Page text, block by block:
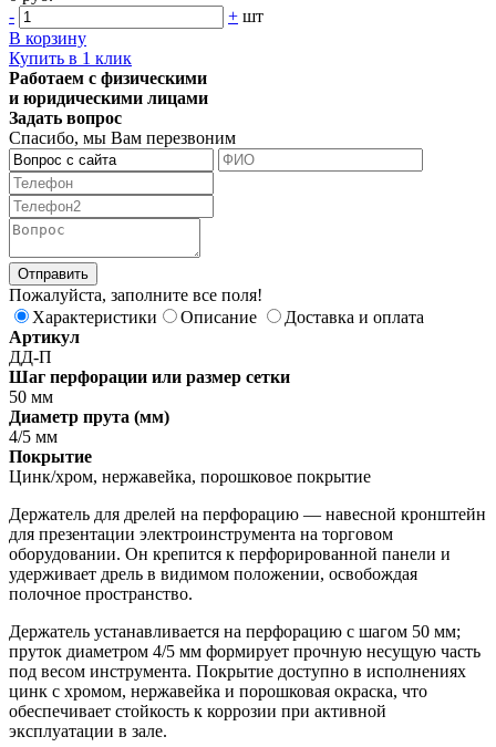
-
+ шт
В корзину
Купить в 1 клик
Работаем с физическими
и юридическими лицами
Задать вопрос
Спасибо, мы Вам перезвоним
Пожалуйста, заполните все поля!
Характеристики
Описание
Доставка и оплата
Артикул
ДД-П
Шаг перфорации или размер сетки
50 мм
Диаметр прута (мм)
4/5 мм
Покрытие
Цинк/хром, нержавейка, порошковое покрытие
Держатель для дрелей на перфорацию — навесной кронштейн
для презентации электроинструмента на торговом
оборудовании. Он крепится к перфорированной панели и
удерживает дрель в видимом положении, освобождая
полочное пространство.
Держатель устанавливается на перфорацию с шагом 50 мм;
пруток диаметром 4/5 мм формирует прочную несущую часть
под весом инструмента. Покрытие доступно в исполнениях
цинк с хромом, нержавейка и порошковая окраска, что
обеспечивает стойкость к коррозии при активной
эксплуатации в зале.